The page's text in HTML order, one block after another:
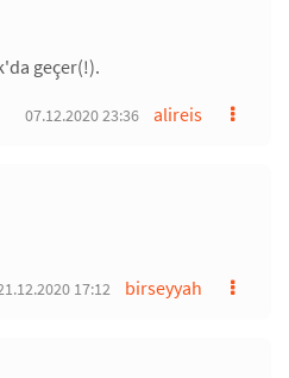
geçer(!).
alireis
07.12.2020 23:36
birseyyah
17:12